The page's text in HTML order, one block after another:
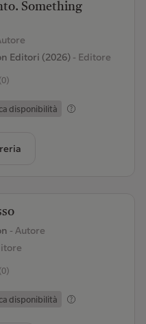
Something
Editori (2026)- Editore
(0)
disponibilità
- Autore
(0)
disponibilità